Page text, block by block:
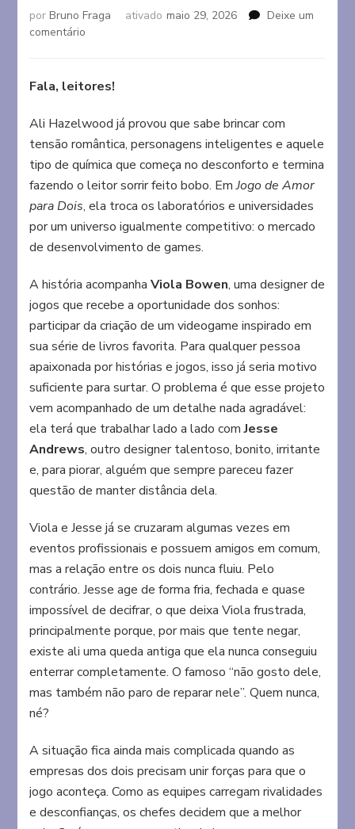
porBruno Fraga ativado maio 29, 2026
Deixe um
comentário
de
Dois
Fala, leitores!
Ali Hazelwood já provou que sabe brincar com
tensão romântica, personagens inteligentes e aquele
tipo de química que começa no desconforto e termina
fazendo o leitor sorrir feito bobo. EmJogo de Amor
para Dois, ela troca os laboratórios e universidades
por um universo igualmente competitivo: o mercado
de desenvolvimento de games.
A história acompanhaViola Bowen, uma designer de
jogos que recebe a oportunidade dos sonhos:
participar da criação de um videogame inspirado em
sua série de livros favorita. Para qualquer pessoa
apaixonada por histórias e jogos, isso já seria motivo
suficiente para surtar. O problema é que esse projeto
vem acompanhado de um detalhe nada agradável:
ela terá que trabalhar lado a lado comJesse
Andrews, outro designer talentoso, bonito, irritante
e, para piorar, alguém que sempre pareceu fazer
questão de manter distância dela.
Viola e Jesse já se cruzaram algumas vezes em
eventos profissionais e possuem amigos em comum,
mas a relação entre os dois nunca fluiu. Pelo
contrário. Jesse age de forma fria, fechada e quase
impossível de decifrar, o que deixa Viola frustrada,
principalmente porque, por mais que tente negar,
existe ali uma queda antiga que ela nunca conseguiu
enterrar completamente. O famoso “não gosto dele,
mas também não paro de reparar nele”. Quem nunca,
né?
A situação fica ainda mais complicada quando as
empresas dos dois precisam unir forças para que o
jogo aconteça. Como as equipes carregam rivalidades
e desconfianças, os chefes decidem que a melhor